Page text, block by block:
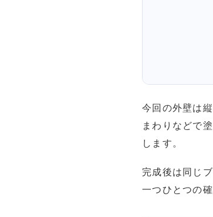
今回の外壁は
まわりなどで
します。
完成後は同じ
一つひとつの